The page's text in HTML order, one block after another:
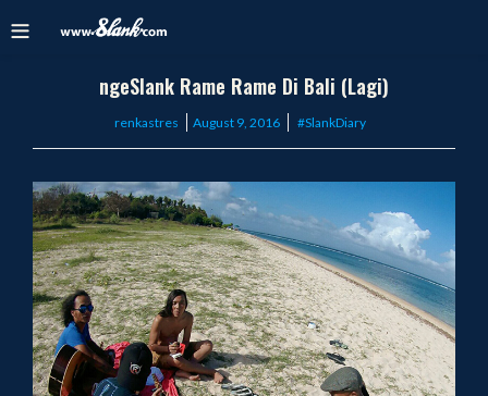
ngeSlank Rame Rame Di Bali (Lagi)
renkastres
Posted
August 9, 2016 #SlankDiary